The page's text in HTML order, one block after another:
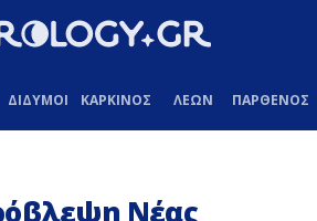
ΔΙΔΥΜΟΙ ΚΑΡΚΙΝΟΣ ΛΕΩΝ ΠΑΡΘΕΝΟΣ
Νέας